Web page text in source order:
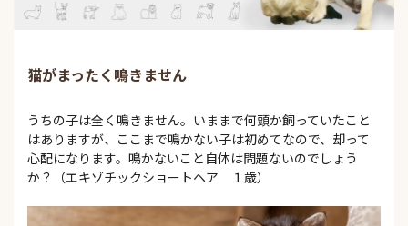
猫がまったく鳴きません
うちの子は全く鳴きません。いままで何頭か飼っていたこと
はありますが、ここまで鳴かない子は初めてなので、却って
心配になります。鳴かないこと自体は問題ないのでしょう
か？（エキゾチックショートヘア １歳）